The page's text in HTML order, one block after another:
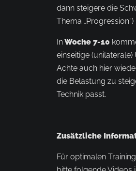
dann steigere die
Thema „Progression“)
InWoche 7-10
einseitige
Achte auch hier
die Belastung zu
Technik passt.
Zusätzliche
Für optimalen